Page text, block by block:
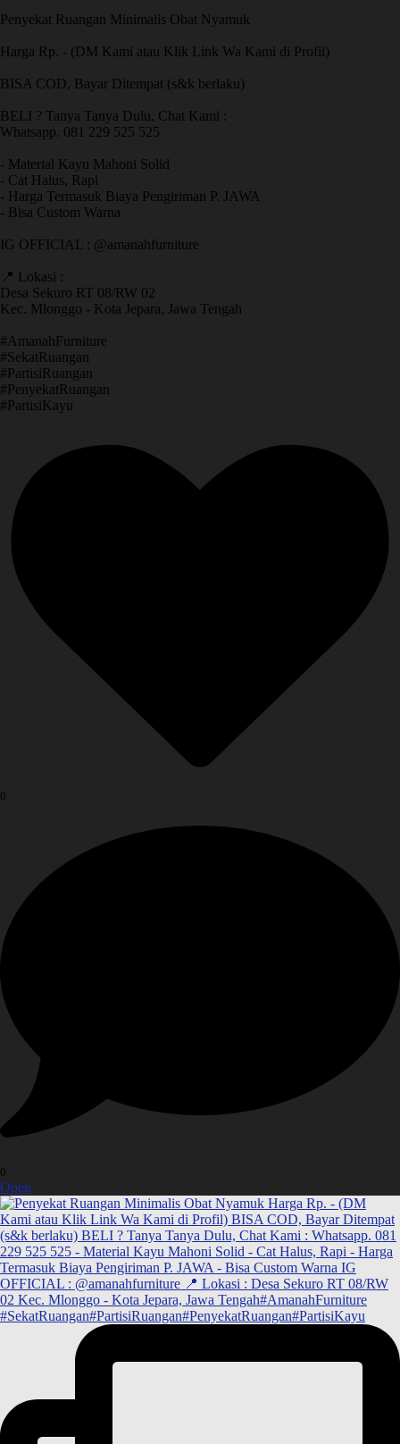
Penyekat Ruangan Minimalis Obat Nyamuk
Harga Rp. - (DM Kami atau Klik Link Wa Kami di Profil)
BISA COD, Bayar Ditempat (s&k berlaku)
BELI ? Tanya Tanya Dulu, Chat Kami :
Whatsapp. 081 229 525 525
- Material Kayu Mahoni Solid
- Cat Halus, Rapi
- Harga Termasuk Biaya Pengiriman P. JAWA
- Bisa Custom Warna
IG OFFICIAL : @amanahfurniture
📍 Lokasi :
Desa Sekuro RT 08/RW 02
Kec. Mlonggo - Kota Jepara, Jawa Tengah
​#AmanahFurniture
​#SekatRuangan
​#PartisiRuangan
​#PenyekatRuangan
​#PartisiKayu
0
0
Open